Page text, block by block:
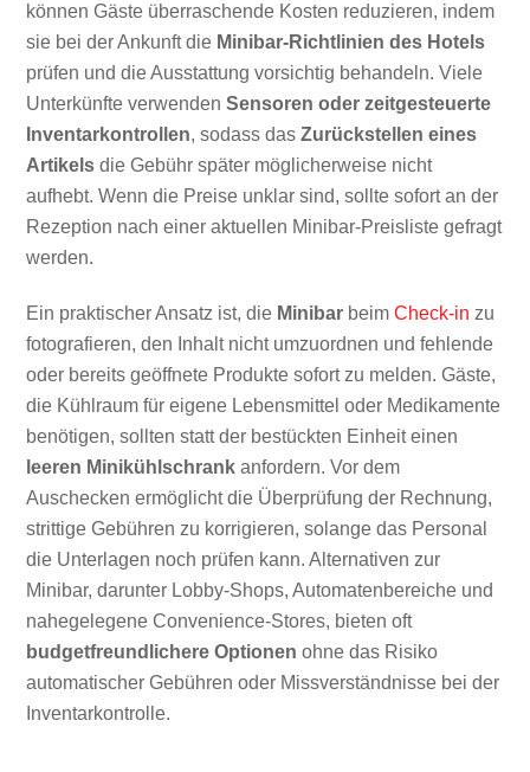
können Gäste überraschende Kosten reduzieren, indem
sie bei der Ankunft die Minibar-Richtlinien des Hotels
prüfen und die Ausstattung vorsichtig behandeln. Viele
Unterkünfte verwendenSensoren oder zeitgesteuerte
Inventarkontrollen, sodass dasZurückstellen eines
Artikels die Gebühr später möglicherweise nicht
aufhebt. Wenn die Preise unklar sind, sollte sofort an der
Rezeption nach einer aktuellen Minibar-Preisliste gefragt
werden.
Ein praktischer Ansatz ist, die Minibar beimCheck-in zu
fotografieren, den Inhalt nicht umzuordnen und fehlende
oder bereits geöffnete Produkte sofort zu melden. Gäste,
die Kühlraum für eigene Lebensmittel oder Medikamente
benötigen, sollten statt der bestückten Einheit einen
leeren Minikühlschrank anfordern. Vor dem
Auschecken ermöglicht die Überprüfung der Rechnung,
strittige Gebühren zu korrigieren, solange das Personal
die Unterlagen noch prüfen kann. Alternativen zur
Minibar, darunter Lobby-Shops, Automatenbereiche und
nahegelegene Convenience-Stores, bieten oft
budgetfreundlichere Optionen ohne das Risiko
automatischer Gebühren oder Missverständnisse bei der
Inventarkontrolle.